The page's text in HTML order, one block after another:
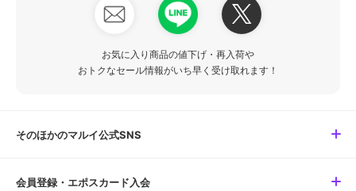
お気に入り商品の値下げ・再入荷や
おトクなセール情報がいち早く受け取れます！
そのほかのマルイ公式SNS
会員登録・エポスカード入会